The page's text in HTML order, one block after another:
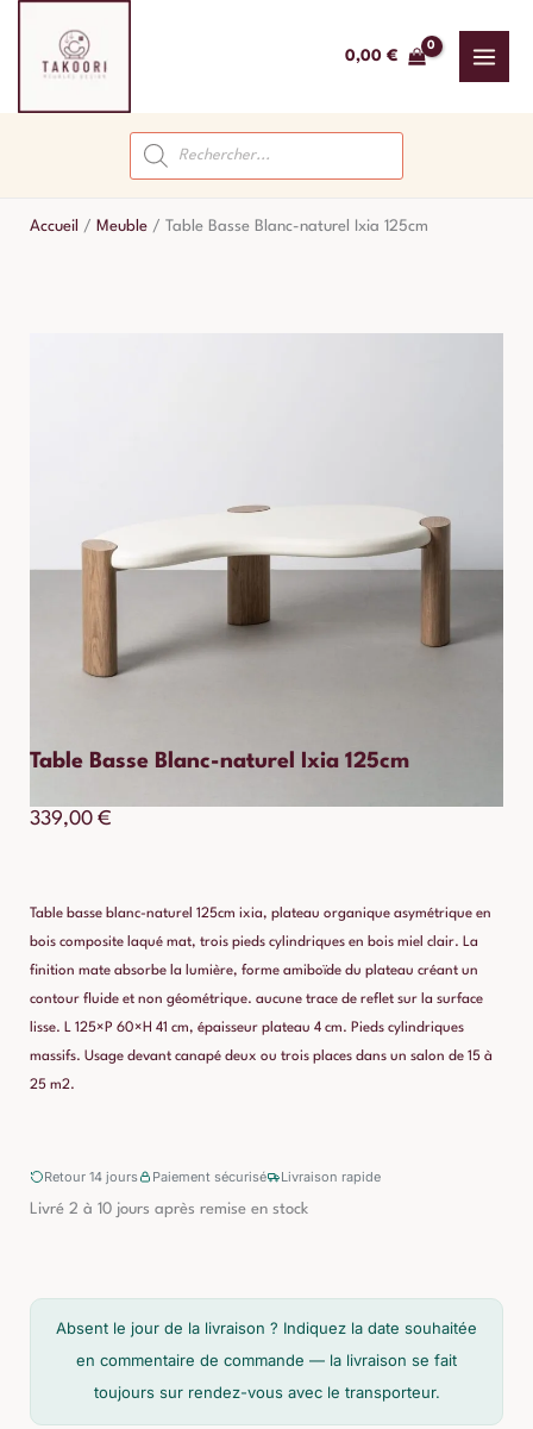
contenu
0,00 €
Recherche
de
produits
Accueil / Meuble / Table Basse Blanc-naturel Ixia 125cm
Table Basse Blanc-naturel Ixia 125cm
339,00 €
Table basse blanc-naturel 125cm ixia, plateau organique asymétrique en
bois composite laqué mat, trois pieds cylindriques en bois miel clair. La
finition mate absorbe la lumière, forme amiboïde du plateau créant un
contour fluide et non géométrique. aucune trace de reflet sur la surface
lisse. L 125×P 60×H 41 cm, épaisseur plateau 4 cm. Pieds cylindriques
massifs. Usage devant canapé deux ou trois places dans un salon de 15 à
25 m2.
Retour 14 jours Paiement sécurisé Livraison rapide
Livré 2 à 10 jours après remise en stock
Absent le jour de la livraison ? Indiquez la date souhaitée
en commentaire de commande — la livraison se fait
toujours sur rendez-vous avec le transporteur.